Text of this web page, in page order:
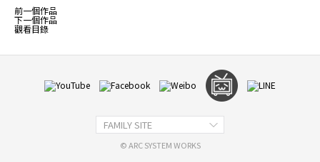
前一個作品
下一個作品
觀看目錄
FAMILY SITE
© ARC SYSTEM WORKS